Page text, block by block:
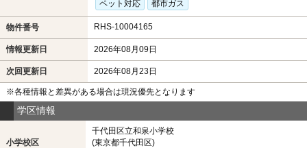
ペット対応
都市ガス
物件番号 RHS-10004165
情報更新日 2026年08月09日
次回更新日 2026年08月23日
※各種情報と差異がある場合は現況優先となります
学区情報
小学校区
千代田区立和泉小学校
(東京都千代田区)